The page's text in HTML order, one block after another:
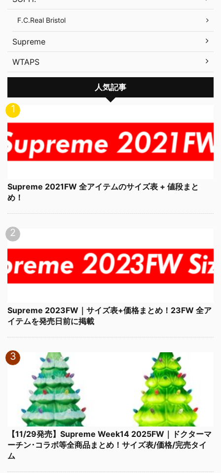
F.C.Real Bristol
Supreme
WTAPS
人気記事
Supreme 2021FW 全アイテムのサイズ表 + 値段まと
め！
Supreme 2023FW｜サイズ表+価格まとめ！23FW 全ア
イテムを発売日前に掲載
【11/29発売】Supreme Week14 2025FW｜ドクターマ
ーチン･コラボ等全商品まとめ！サイズ表/価格/完売タイ
ム